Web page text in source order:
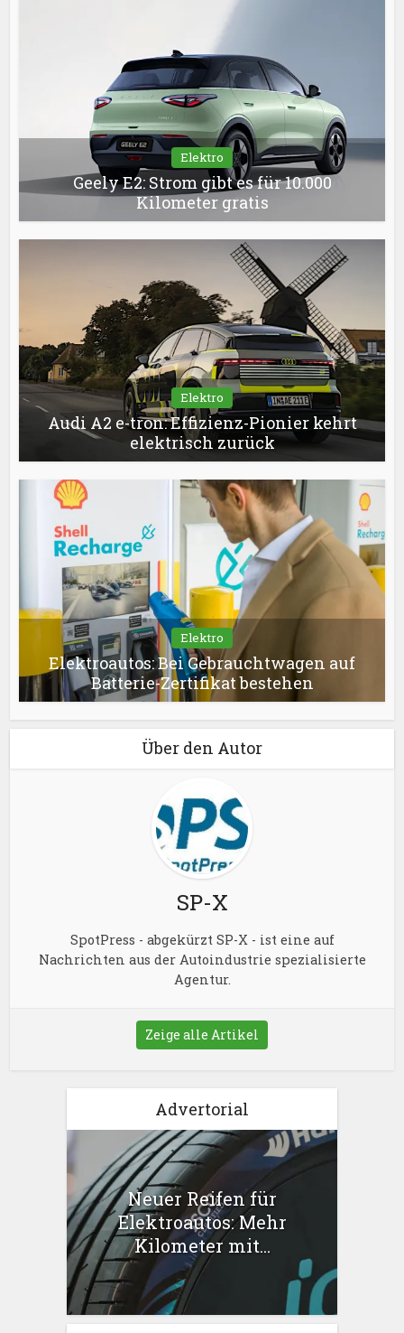
Elektro
Geely E2: Strom gibt es für 10.000
Kilometer gratis
Elektro
Audi A2 e-tron: Effizienz-Pionier kehrt
elektrisch zurück
Elektro
Elektroautos: Bei Gebrauchtwagen auf
Batterie-Zertifikat bestehen
Über den Autor
SP-X
SpotPress - abgekürzt SP-X - ist eine auf
Nachrichten aus der Autoindustrie spezialisierte
Agentur.
Zeige alle Artikel
Advertorial
Neuer Reifen für
Elektroautos: Mehr
Kilometer mit...